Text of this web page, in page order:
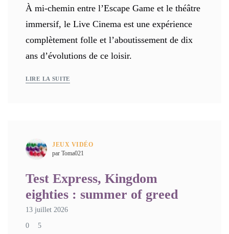
À mi-chemin entre l’Escape Game et le théâtre
immersif, le Live Cinema est une expérience
complètement folle et l’aboutissement de dix
ans d’évolutions de ce loisir.
LIRE LA SUITE
JEUX VIDÉO
par Toma021
Test Express, Kingdom
eighties : summer of greed
13 juillet 2026
0 5